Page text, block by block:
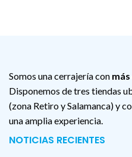
Somos una cerrajería con
Disponemos de tres tiendas
(zona Retiro y Salamanca) y
una amplia experiencia.
NOTICIAS RECIENTES